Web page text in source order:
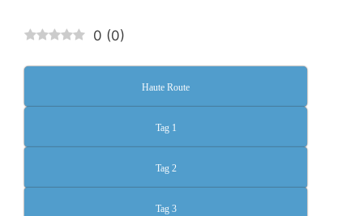
0 (0)
Haute Route
Tag 1
Tag 2
Tag 3